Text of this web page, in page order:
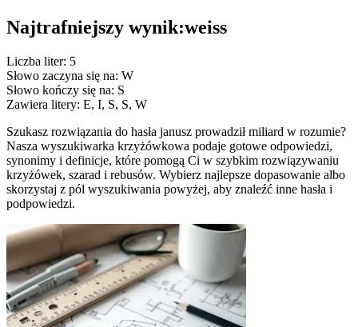
Najtrafniejszy wynik:weiss
Liczba liter: 5
Słowo zaczyna się na: W
Słowo kończy się na: S
Zawiera litery: E, I, S, S, W
Szukasz rozwiązania do hasła janusz prowadził miliard w rozumie?
Nasza wyszukiwarka krzyżówkowa podaje gotowe odpowiedzi,
synonimy i definicje, które pomogą Ci w szybkim rozwiązywaniu
krzyżówek, szarad i rebusów. Wybierz najlepsze dopasowanie albo
skorzystaj z pól wyszukiwania powyżej, aby znaleźć inne hasła i
podpowiedzi.